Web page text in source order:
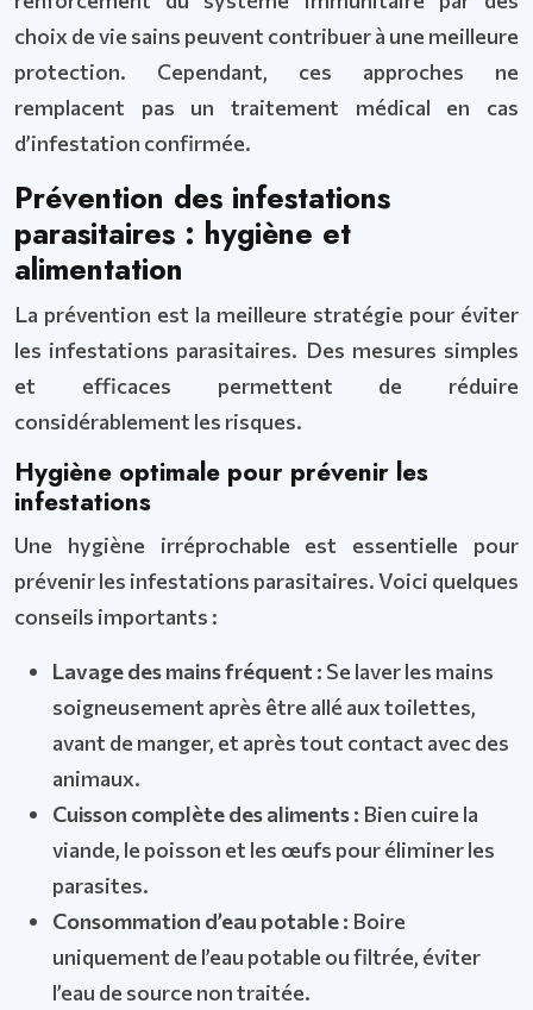
choix de vie sains peuvent contribuer à une meilleure
protection. Cependant, ces approches ne
remplacent pas un traitement médical en cas
d’infestation confirmée.
Prévention des infestations
parasitaires : hygiène et
alimentation
La prévention est la meilleure stratégie pour éviter
les infestations parasitaires. Des mesures simples
et efficaces permettent de réduire
considérablement les risques.
Hygiène optimale pour prévenir les
infestations
Une hygiène irréprochable est essentielle pour
prévenir les infestations parasitaires. Voici quelques
conseils importants :
Lavage des mains fréquent : Se laver les mains
soigneusement après être allé aux toilettes,
avant de manger, et après tout contact avec des
animaux.
Cuisson complète des aliments : Bien cuire la
viande, le poisson et les œufs pour éliminer les
parasites.
Consommation d’eau potable : Boire
uniquement de l’eau potable ou filtrée, éviter
l’eau de source non traitée.